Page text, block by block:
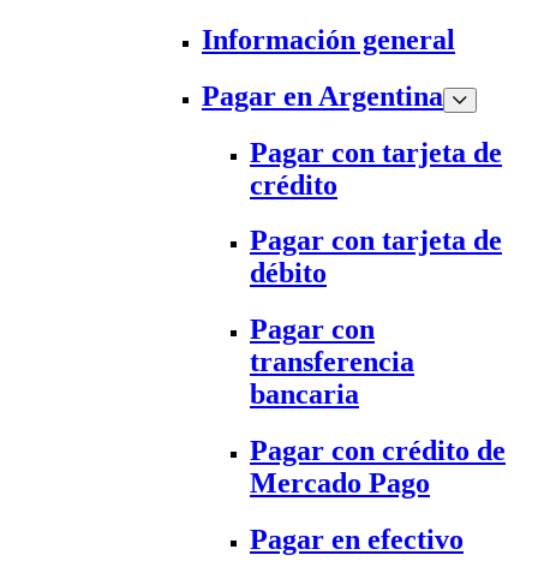
Información general
Pagar en Argentina
Pagar con tarjeta de
crédito
Pagar con tarjeta de
débito
Pagar con
transferencia
bancaria
Pagar con crédito de
Mercado Pago
Pagar en efectivo